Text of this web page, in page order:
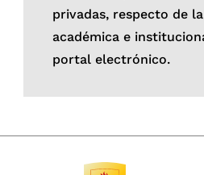
privadas, respecto de
académica e
portal electrónico.